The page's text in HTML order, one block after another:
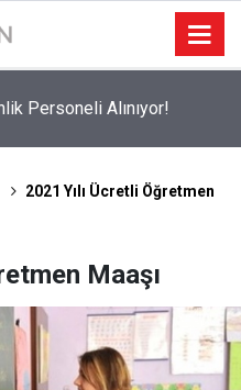
Personeli Alınıyor!
2021 Yılı Ücretli Öğretmen
Maaşı